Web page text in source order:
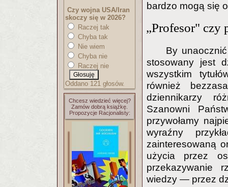
Czy wojna USA/Iran
skoczy się w 2026?
Raczej tak
Chyba tak
Nie wiem
Chyba nie
Raczej nie
Oddano 121 głosów.
Chcesz wiedzieć więcej?
Zamów dobrą książkę.
Propozycje Racjonalisty:
bardzo mogą się
„Profesor" czy
By
stosowany jest
wszystkim
również
dziennikarzy
Szanowni
przywołamy
wyraźny
zainteresowaną
użycia przez
przekazywanie
wiedzy — przez